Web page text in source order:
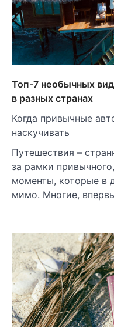
Топ-7 необычных
в разных странах
Когда привычные
наскучивать
Путешествия –
за рамки
моменты, которые в
мимо. Многие,